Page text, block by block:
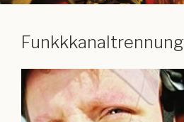
Funkkkanaltrennung